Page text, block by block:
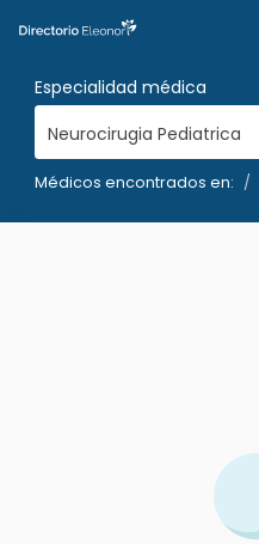
Especialidad médica
Neurocirugia Pediatrica
Médicos encontrados en: